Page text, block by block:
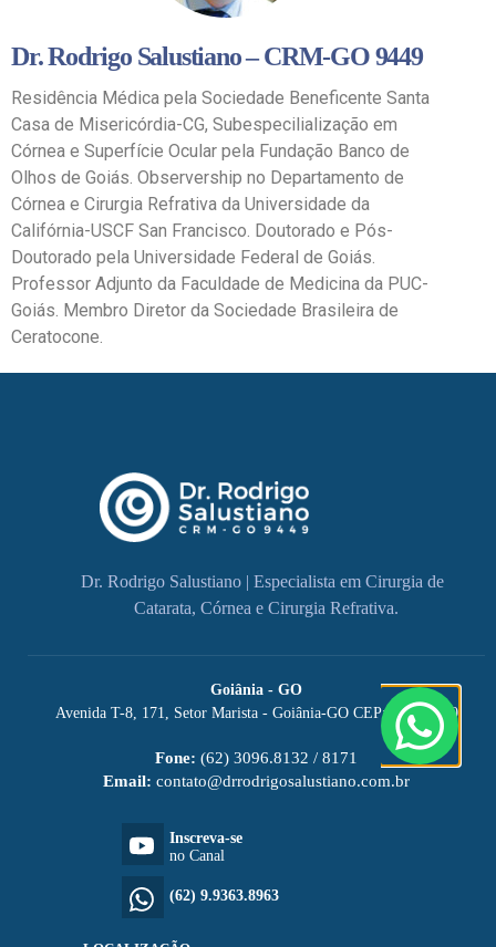
Dr. Rodrigo Salustiano – CRM-GO 9449
Residência Médica pela Sociedade Beneficente Santa
Casa de Misericórdia-CG, Subespecilialização em
Córnea e Superfície Ocular pela Fundação Banco de
Olhos de Goiás. Observership no Departamento de
Córnea e Cirurgia Refrativa da Universidade da
Califórnia-USCF San Francisco. Doutorado e Pós-
Doutorado pela Universidade Federal de Goiás.
Professor Adjunto da Faculdade de Medicina da PUC-
Goiás. Membro Diretor da Sociedade Brasileira de
Ceratocone.
Dr. Rodrigo Salustiano | Especialista em Cirurgia de
Catarata, Córnea e Cirurgia Refrativa.
Goiânia - GO
Avenida T-8, 171, Setor Marista - Goiânia-GO CEP: 74150-060
Fone: (62) 3096.8132 / 8171
Email: contato@drrodrigosalustiano.com.br
Inscreva-se
no Canal
(62) 9.9363.8963